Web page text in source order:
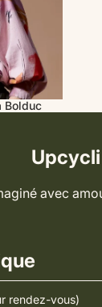
Bolduc
Upcycli
avec
rendez-vous)